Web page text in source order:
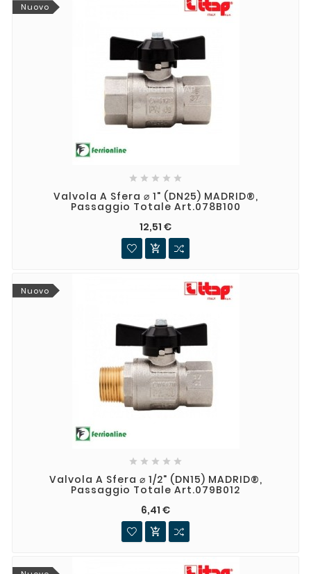
Nuovo
    
Valvola A Sfera ⌀ 1" (DN25) MADRID®,
Passaggio Totale Art.078B100
12,51 €

Nuovo
    
Valvola A Sfera ⌀ 1/2" (DN15) MADRID®,
Passaggio Totale Art.079B012
6,41 €
